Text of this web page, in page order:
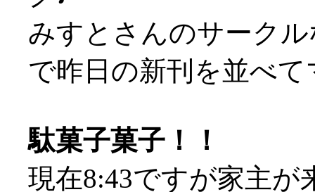
みすとさんのサーク
で昨日の新刊を並べ
駄菓子菓子！！
現在8:43ですが家主が